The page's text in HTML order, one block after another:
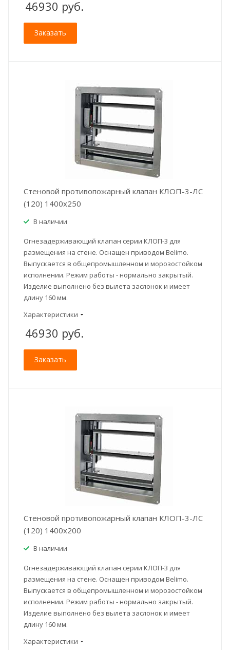
46930 руб.
Заказать
Стеновой противопожарный клапан КЛОП-3-ЛС
(120) 1400x250
В наличии
Огнезадерживающий клапан серии КЛОП-3 для
размещения на стене. Оснащен приводом Belimo.
Выпускается в общепромышленном и морозостойком
исполнении. Режим работы - нормально закрытый.
Изделие выполнено без вылета заслонок и имеет
длину 160 мм.
Характеристики
46930 руб.
Заказать
Стеновой противопожарный клапан КЛОП-3-ЛС
(120) 1400x200
В наличии
Огнезадерживающий клапан серии КЛОП-3 для
размещения на стене. Оснащен приводом Belimo.
Выпускается в общепромышленном и морозостойком
исполнении. Режим работы - нормально закрытый.
Изделие выполнено без вылета заслонок и имеет
длину 160 мм.
Характеристики